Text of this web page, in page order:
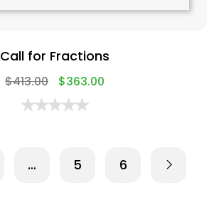
Call for Fractions
$413.00 $363.00
… 5 6